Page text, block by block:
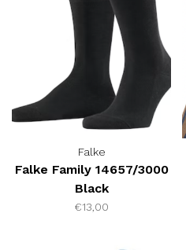
Falke
Falke Family 14657/3000
Black
€13,00